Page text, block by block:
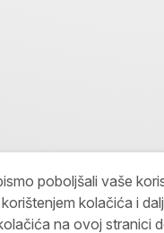
poboljšali vaše
kolačića i
na ovoj stranici